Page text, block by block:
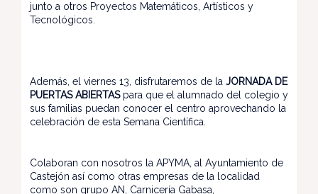
junto a otros Proyectos Matemáticos, Artísticos y
Tecnológicos.
Además, el viernes 13, disfrutaremos de la JORNADA DE
PUERTAS ABIERTASpara que el alumnado del colegio y
sus familias puedan conocer el centro aprovechando la
celebración de esta Semana Científica.
Colaboran con nosotros la APYMA, al Ayuntamiento de
Castejón así como otras empresas de la localidad
como son grupo AN, Carnicería Gabasa,